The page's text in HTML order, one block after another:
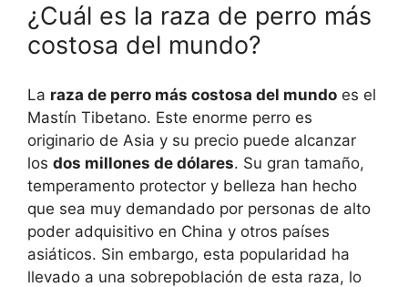
¿Cuál es la raza de perro más
costosa del mundo?
La raza de perro más costosa del mundo es el
Mastín Tibetano. Este enorme perro es
originario de Asia y su precio puede alcanzar
los dos millones de dólares. Su gran tamaño,
temperamento protector y belleza han hecho
que sea muy demandado por personas de alto
poder adquisitivo en China y otros países
asiáticos. Sin embargo, esta popularidad ha
llevado a una sobrepoblación de esta raza, lo